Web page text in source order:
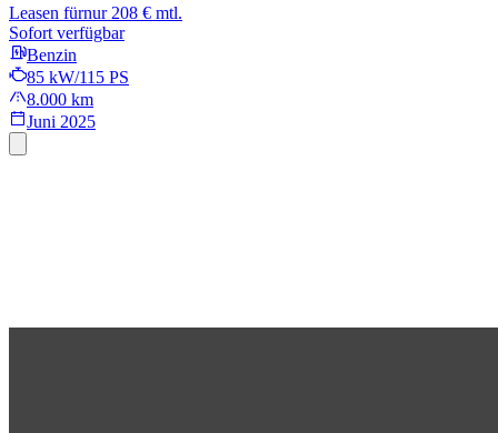
Leasen fürnur 208 € mtl.
Sofort verfügbar
Benzin
85 kW/115 PS
8.000 km
Juni 2025